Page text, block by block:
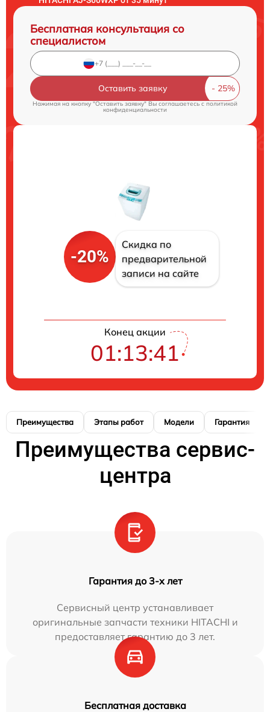
Бесплатная консультация со
специалистом
Оставить заявку
Нажимая на кнопку "Оставить заявку" Вы соглашаетесь cполитикой
конфиденциальности
-20%
Скидка по
предварительной
записи на сайте
Конец акции
01:13:41
Преимущества Этапы работ Модели Гарантия
Преимущества сервис-
центра
Гарантия до 3-х лет
Сервисный центр устанавливает
оригинальные запчасти техники HITACHI и
предоставляет гарантию до 3 лет.
Бесплатная доставка